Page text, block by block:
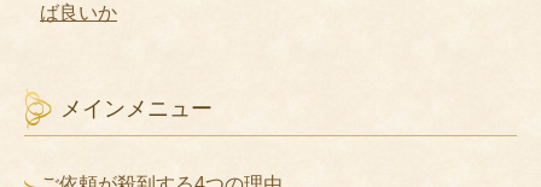
ば良いか
メインメニュー